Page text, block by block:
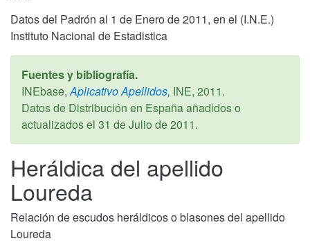
Datos del Padrón al 1 de Enero de 2011, en el (I.N.E.)
Instituto Nacional de Estadistica
Fuentes y bibliografía.
INEbase, Aplicativo Apellidos, INE, 2011.
Datos de Distribución en España añadidos o
actualizados el 31 de Julio de 2011.
Heráldica del apellido
Loureda
Relación de escudos heráldicos o blasones del apellido
Loureda